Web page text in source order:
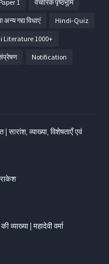
1 वैचारिक पृष्ठभूमि
अन्य गद्य विधाएं Hindi-Quiz
Literature 1000+
Notification
सारांश, व्याख्या, विशेषताएँ एवं
व्‍याख्‍या | महादेवी वर्मा